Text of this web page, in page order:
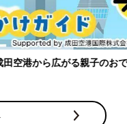
港から広がる親子のおで